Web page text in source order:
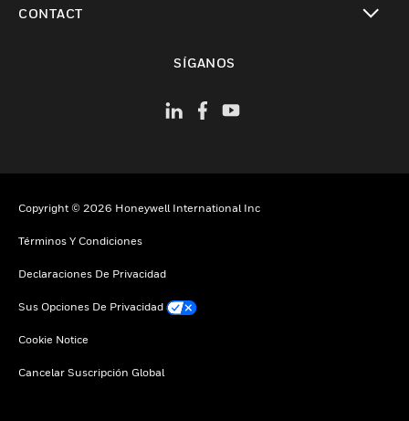
CONTACT
SÍGANOS
Copyright © 2026 Honeywell International Inc
Términos Y Condiciones
Declaraciones De Privacidad
Sus Opciones De Privacidad
Cookie Notice
Cancelar Suscripción Global